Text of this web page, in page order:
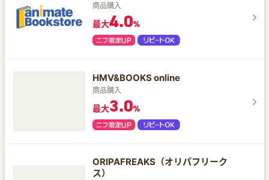
商品購入
最大4.0%
HMV&BOOKS online
商品購入
最大3.0%
ORIPAFREAKS（オリパフリーク
ス）